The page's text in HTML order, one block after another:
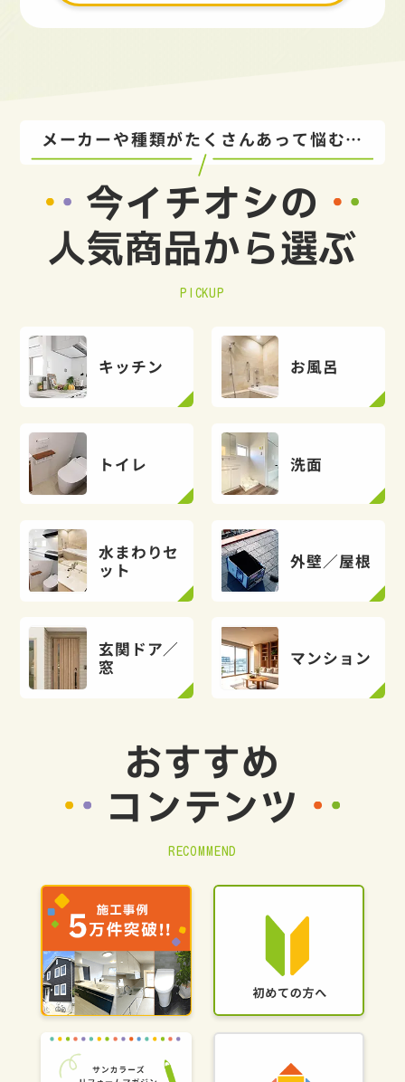
メーカーや種類がたくさんあって悩む…
今イチオシの
人気商品から選ぶ
PICKUP
キッチン お風呂
トイレ 洗面
水まわりセ
ット
外壁／屋根
玄関ドア／
窓
マンション
おすすめ
コンテンツ
RECOMMEND